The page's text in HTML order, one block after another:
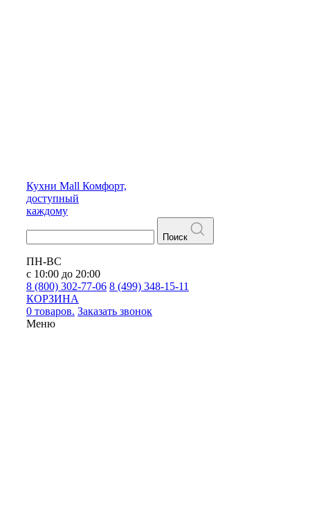
Кухни Mall Комфорт,
доступный
каждому
Поиск
ПН-ВС
с 10:00 до 20:00
8 (800) 302-77-06 8 (499) 348-15-11
КОРЗИНА
0 товаров. Заказать звонок
Меню